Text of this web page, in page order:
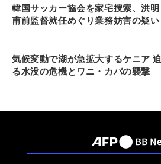
韓国サッカー協会を家宅捜索、洪明
甫前監督就任めぐり業務妨害の疑い
気候変動で湖が急拡大するケニア 迫
る水没の危機とワニ・カバの襲撃